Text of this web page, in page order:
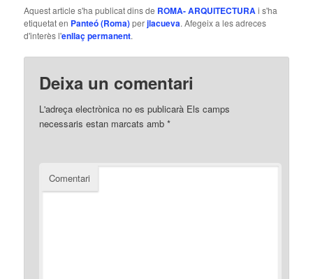
Aquest article s'ha publicat dins de ROMA- ARQUITECTURAi s'ha
etiquetat en Panteó (Roma)perjlacueva. Afegeix a les adreces
d'interès l'enllaç permanent.
Deixa un comentari
L'adreça electrònica no es publicarà Els camps
necessaris estan marcats amb*
Comentari